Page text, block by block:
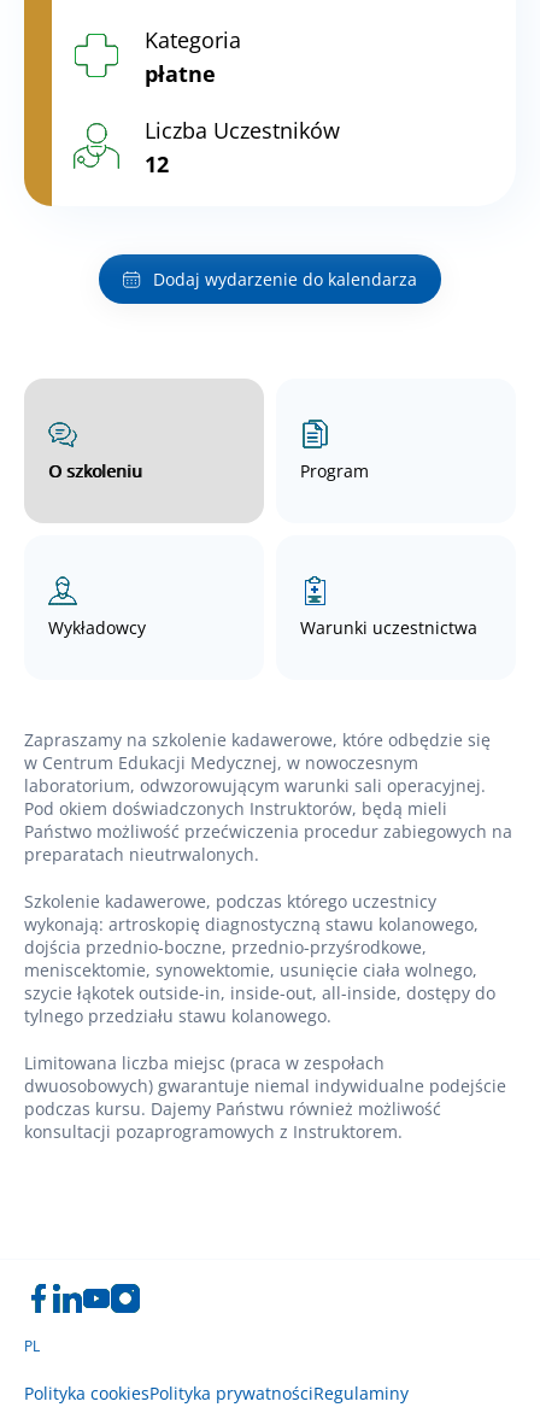
Kategoria
płatne
Liczba Uczestników
12
Dodaj wydarzenie do kalendarza
O szkoleniu Program
Wykładowcy Warunki uczestnictwa
Zapraszamy na szkolenie kadawerowe, które odbędzie się
w Centrum Edukacji Medycznej, w nowoczesnym
laboratorium, odwzorowującym warunki sali operacyjnej.
Pod okiem doświadczonych Instruktorów, będą mieli
Państwo możliwość przećwiczenia procedur zabiegowych na
preparatach nieutrwalonych.
Szkolenie kadawerowe, podczas którego uczestnicy
wykonają: artroskopię diagnostyczną stawu kolanowego,
dojścia przednio-boczne, przednio-przyśrodkowe,
meniscektomie, synowektomie, usunięcie ciała wolnego,
szycie łąkotek outside-in, inside-out, all-inside, dostępy do
tylnego przedziału stawu kolanowego.
Limitowana liczba miejsc (praca w zespołach
dwuosobowych) gwarantuje niemal indywidualne podejście
podczas kursu. Dajemy Państwu również możliwość
konsultacji pozaprogramowych z Instruktorem.
PL
Polityka cookiesPolityka prywatnościRegulaminy